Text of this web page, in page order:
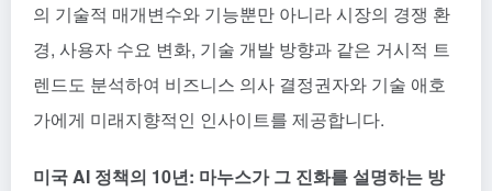
의 기술적 매개변수와 기능뿐만 아니라 시장의 경쟁 환
경, 사용자 수요 변화, 기술 개발 방향과 같은 거시적 트
렌드도 분석하여 비즈니스 의사 결정권자와 기술 애호
가에게 미래지향적인 인사이트를 제공합니다.
미국 AI 정책의 10년: 마누스가 그 진화를 설명하는 방